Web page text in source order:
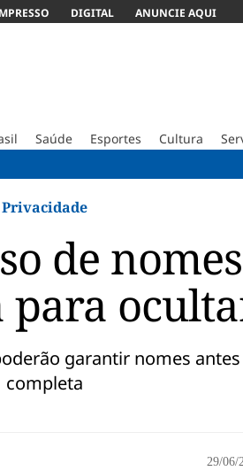
DIGITAL ANUNCIE AQUI
Saúde Esportes Cultura
Privacidade
de
garantir nomes
completa
29/